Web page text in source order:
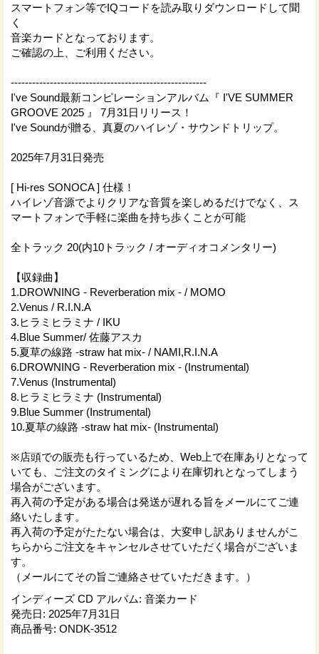
スマートフォン等でIQコードを読み取りダウンロードして聞
く
音楽カードとなっております。
ご確認の上、ご利用ください。
-------------------------------------------------------
I've Sound最新コンピレーションアルバム『 I'VE SUMMER
GROOVE 2025 』 7月31日リリース！
I've Soundが贈る、真夏のハイレゾ・サウンドトリップ。
2025年7月31日発売
[ Hi-res SONOCA ] 仕様！
ハイレゾ音源でよりクリアな音質を楽しめるだけでなく、ス
マートフォンで手軽に楽曲を持ち歩くことが可能
全トラック 20(内10トラック / オーディオコメンタリー)
【収録曲】
1.DROWNING - Reverberation mix - / MOMO
2.Venus / R.I.N.A
3.ヒラミヒラミナ / IKU
4.Blue Summer/ 佐藤アスカ
5.夏草の線路 -straw hat mix- / NAMI,R.I.N.A
6.DROWNING - Reverberation mix - (Instrumental)
7.Venus (Instrumental)
8.ヒラミヒラミナ (Instrumental)
9.Blue Summer (Instrumental)
10.夏草の線路 -straw hat mix- (Instrumental)
※店頭での販売も行っているため、Web上で在庫ありとなって
いても、ご注文のタイミングにより在庫切れとなってしまう
場合がございます。
再入荷の予定がある場合は発送が遅れる旨をメールにてご連
絡いたします。
再入荷の予定がたたない場合は、大変申し訳ありませんがこ
ちらからご注文をキャンセルさせていただく場合がございま
す。
（メールにてその旨ご連絡させていただきます。）
インディーズ CD アルバム: 音楽カード
発売日: 2025年7月31日
商品番号: ONDK-3512